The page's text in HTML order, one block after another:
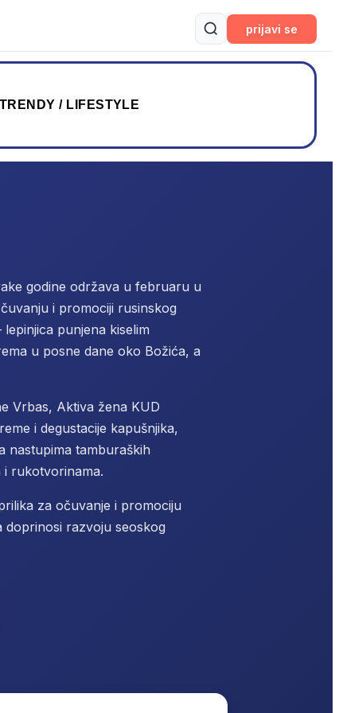
prijavi se
/ LIFESTYLE
godine održava u februaru u
i promociji rusinskog
punjena kiselim
u posne dane oko Božića, a
Vrbas, Aktiva žena KUD
i degustacije kapušnjika,
nastupima tamburaških
i rukotvorinama.
za očuvanje i promociju
doprinosi razvoju seoskog